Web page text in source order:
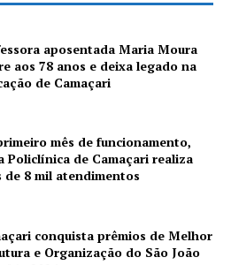
aposentada Maria Moura
aos 78 anos e deixa legado na
de Camaçari
mês de funcionamento,
Policlínica de Camaçari realiza
de 8 mil atendimentos
conquista prêmios de Melhor
e Organização do São João